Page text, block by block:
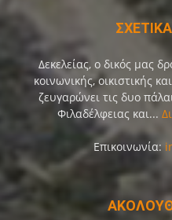
Δεκελείας, ο δικός μας
κοινωνικής, οικιστικής
ζευγαρώνει τις δυο
Φιλαδέλφειας και...
Επικοινωνία: